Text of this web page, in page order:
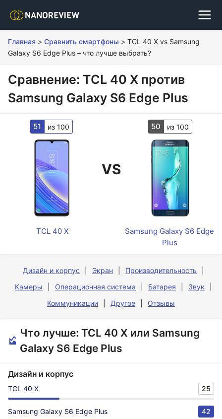
Главная > Сравнить смартфоны > TCL 40 X vs Samsung
Galaxy S6 Edge Plus – что лучше выбрать?
Сравнение: TCL 40 X против
Samsung Galaxy S6 Edge Plus
51 из 100
VS
50 из 100
TCL 40 X
Samsung Galaxy S6 Edge
Plus
Дизайн и корпус Экран
Производительность
Камеры
Операционная система Батарея
Звук
Коммуникации
Другое Отзывы
Что лучше: TCL 40 X или Samsung
Galaxy S6 Edge Plus
Дизайн и корпус
TCL 40 X 25
Samsung Galaxy S6 Edge Plus 42